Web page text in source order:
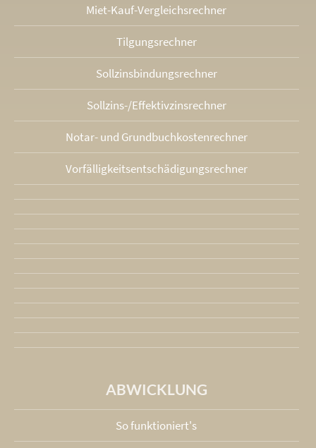
Miet-Kauf-Vergleichsrechner
Tilgungsrechner
Sollzinsbindungs­rechner
Sollzins-/Effektivzins­rechner
Notar- und Grundbuchkosten­rechner
Vorfälligkeits­entschädigungs­rechner
ABWICKLUNG
So funktioniert's